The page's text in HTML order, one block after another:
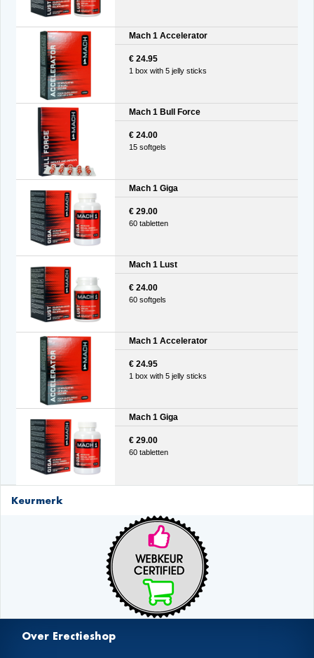
Mach 1 Accelerator
€ 24.95
1 box with 5 jelly sticks
Mach 1 Bull Force
€ 24.00
15 softgels
Mach 1 Giga
€ 29.00
60 tabletten
Mach 1 Lust
€ 24.00
60 softgels
Mach 1 Accelerator
€ 24.95
1 box with 5 jelly sticks
Mach 1 Giga
€ 29.00
60 tabletten
Keurmerk
Over Erectieshop